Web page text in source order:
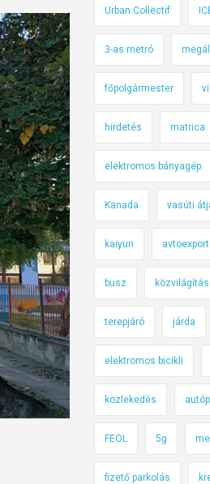
Urban Collëctif
3-as metró
főpolgármester
hirdetés matrica
elektromos bányagép
Kanada vasúti
kaiyun avtoexport
busz közvilágítás
terepjáró járda
elektromos bicikli
közlekedés
FEOL 5g
fizető parkolás